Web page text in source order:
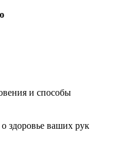
и способы
здоровье ваших рук